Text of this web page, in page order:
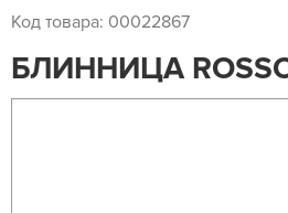
Код товара: 00022867
БЛИННИЦА